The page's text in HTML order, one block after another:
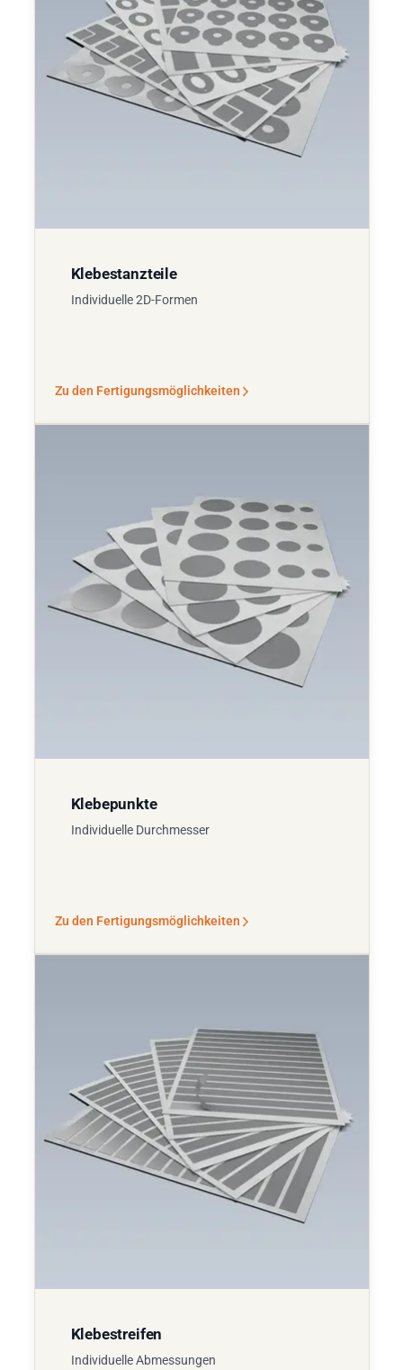
Klebestanzteile
Individuelle 2D-Formen
Zu den Fertigungsmöglichkeiten
Klebepunkte
Individuelle Durchmesser
Zu den Fertigungsmöglichkeiten
Klebestreifen
Individuelle Abmessungen